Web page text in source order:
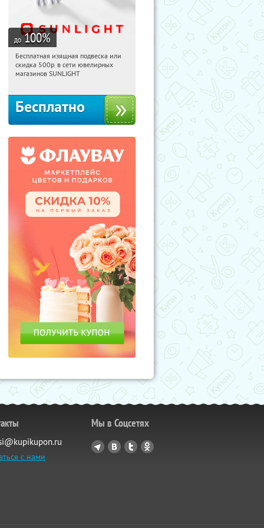
до 100%
17:31:47 Получили:
Россия
Бесплатная изящная подвеска или
скидка 500р. в сети ювелирных
магазинов SUNLIGHT
Бесплатно
с нами
Мы в Соцсетях